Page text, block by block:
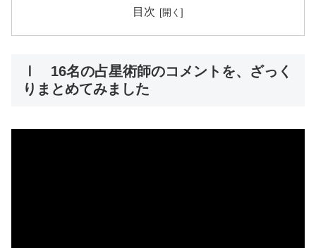
目次
16名の占星術師のコメントを、ざっく
りまとめてみました